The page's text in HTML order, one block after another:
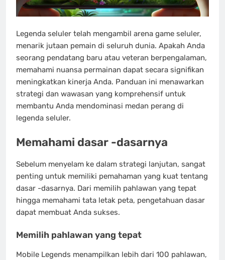
Legenda seluler telah mengambil arena game seluler,
menarik jutaan pemain di seluruh dunia. Apakah Anda
seorang pendatang baru atau veteran berpengalaman,
memahami nuansa permainan dapat secara signifikan
meningkatkan kinerja Anda. Panduan ini menawarkan
strategi dan wawasan yang komprehensif untuk
membantu Anda mendominasi medan perang di
legenda seluler.
Memahami dasar -dasarnya
Sebelum menyelam ke dalam strategi lanjutan, sangat
penting untuk memiliki pemahaman yang kuat tentang
dasar -dasarnya. Dari memilih pahlawan yang tepat
hingga memahami tata letak peta, pengetahuan dasar
dapat membuat Anda sukses.
Memilih pahlawan yang tepat
Mobile Legends menampilkan lebih dari 100 pahlawan,